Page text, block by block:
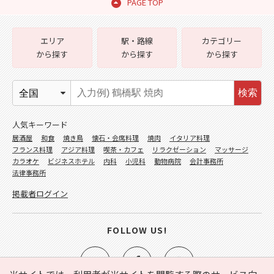
エリア
から探す
駅・路線
から探す
カテゴリー
から探す
検索
人気キーワード
居酒屋 和食 焼き鳥 懐石・会席料理 焼肉
イタリア料理
フランス料理
アジア料理 喫茶・カフェ リラクゼーション
マッサージ
カラオケ
ビジネスホテル 内科 小児科 動物病院
会計事務所
法律事務所
掲載者ログイン
FOLLOW US!